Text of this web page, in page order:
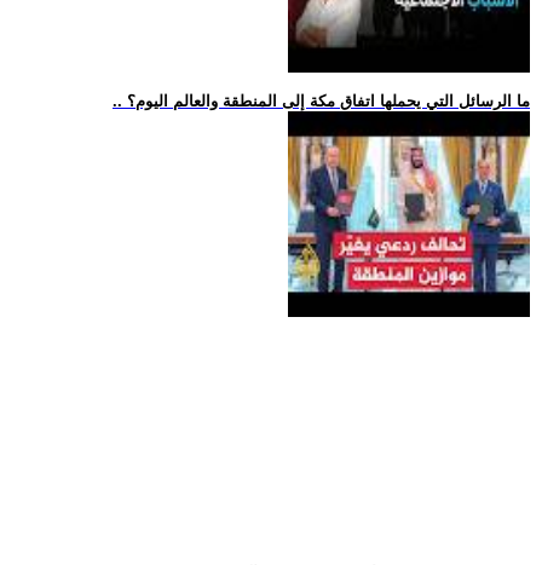
.. ما الرسائل التي يحملها اتفاق مكة إلى المنطقة والعالم اليوم؟